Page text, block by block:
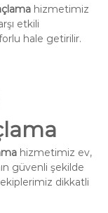
hizmetimiz
etkili
hale getirilir.
hizmetimiz ev,
güvenli şekilde
ekiplerimiz dikkatli